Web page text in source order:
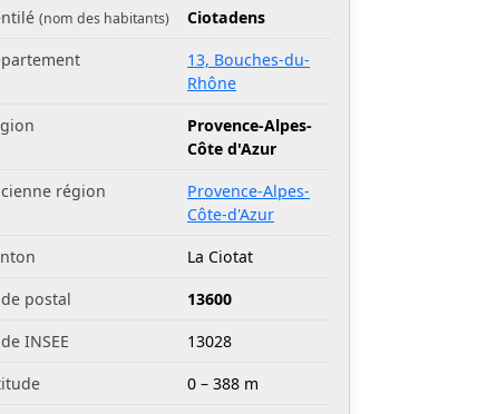
(nom des habitants)
Ciotadens
13, Bouches-du-
Rhône
Provence-Alpes-
Côte d'Azur
région
Provence-Alpes-
Côte-d'Azur
La Ciotat
postal
13600
INSEE
13028
0 – 388 m